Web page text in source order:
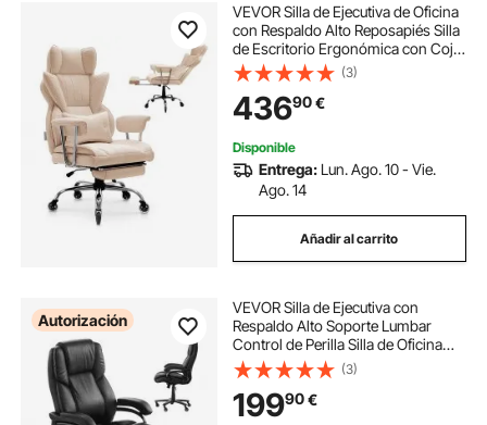
VEVOR Silla de Ejecutiva de Oficina
con Respaldo Alto Reposapiés Silla
de Escritorio Ergonómica con Cojín
de Espuma de Alta Resiliencia Silla
Giratoria de Cuero PU para
Trabajar, Estudiar, Marrón
(3)
43690€
Disponible
Entrega: Lun. Ago. 10 - Vie.
Ago. 14
Añadir al carrito
Autorización
VEVOR Silla de Ejecutiva con
Respaldo Alto Soporte Lumbar
Control de Perilla Silla de Oficina
con Inclinación Altura Ajustable Silla
Giratoria de Cuero PU para
Trabajar, Estudiar, Jugar, Negro
(3)
19990€